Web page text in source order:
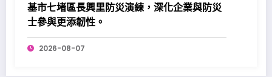
基市七堵區長興里防災演練，深化企業與防災
士參與更添韌性。
2026-08-07